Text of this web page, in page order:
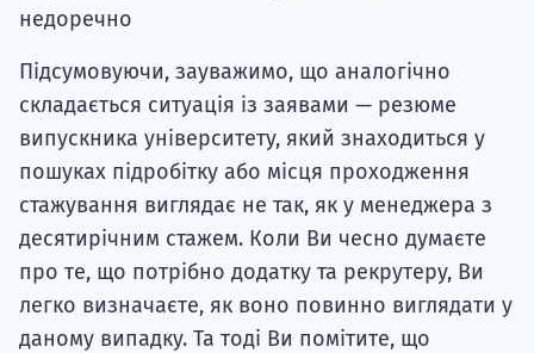
недоречно
Підсумовуючи, зауважимо, що аналогічно
складається ситуація із заявами — резюме
випускника університету, який знаходиться у
пошуках підробітку або місця проходження
стажування виглядає не так, як у менеджера з
десятирічним стажем. Коли Ви чесно думаєте
про те, що потрібно додатку та рекрутеру, Ви
легко визначаєте, як воно повинно виглядати у
даному випадку. Та тоді Ви помітите, що